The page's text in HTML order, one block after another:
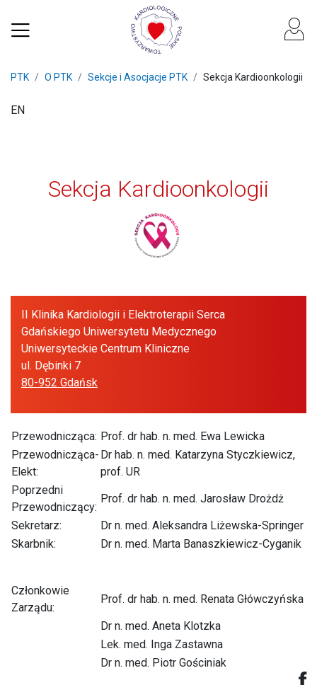
PTK O PTK Sekcje i Asocjacje PTK Sekcja Kardioonkologii
EN
Sekcja Kardioonkologii
II Klinika Kardiologii i Elektroterapii Serca
Gdańskiego Uniwersytetu Medycznego
Uniwersyteckie Centrum Kliniczne
ul. Dębinki 7
80-952 Gdańsk
Przewodnicząca: Prof. dr hab. n. med. Ewa Lewicka
Przewodnicząca-
Elekt:
Dr hab. n. med. Katarzyna Styczkiewicz,
prof. UR
Poprzedni
Przewodniczący:
Prof. dr hab. n. med. Jarosław Drożdż
Sekretarz:
Dr n. med. Aleksandra Liżewska-Springer
Skarbnik:
Dr n. med. Marta Banaszkiewicz-Cyganik
Członkowie
Zarządu:
Prof. dr hab. n. med. Renata Główczyńska
Dr n. med. Aneta Klotzka
Lek. med. Inga Zastawna
Dr n. med. Piotr Gościniak